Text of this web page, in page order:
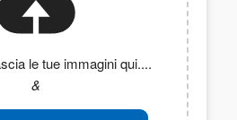
le tue immagini qui....
&